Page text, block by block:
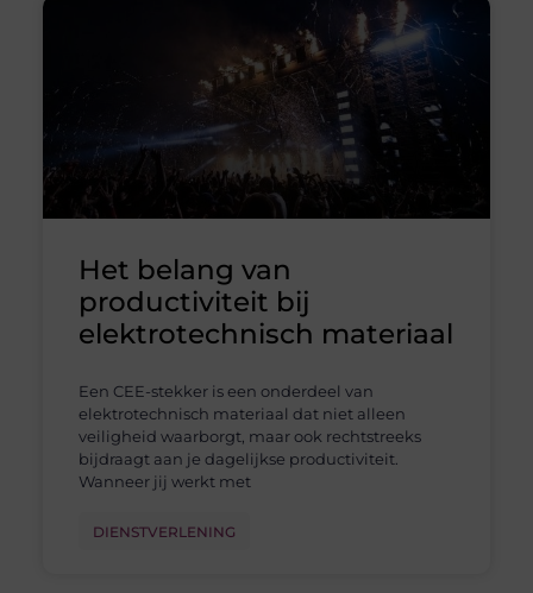
Het belang van
productiviteit bij
elektrotechnisch materiaal
Een CEE-stekker is een onderdeel van
elektrotechnisch materiaal dat niet alleen
veiligheid waarborgt, maar ook rechtstreeks
bijdraagt aan je dagelijkse productiviteit.
Wanneer jij werkt met
DIENSTVERLENING